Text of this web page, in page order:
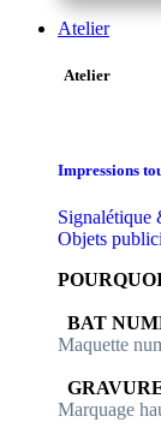
Atelier
Atelier
Impressions
Signalétique
Objets
BAT
Maquette
Marquage